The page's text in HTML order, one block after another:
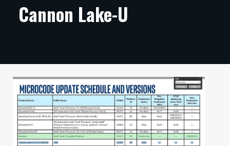
ARTIKKELIT
TECHBBS
TIETOA
HINTA.FI
KAUPPA
Cannon Lake-U